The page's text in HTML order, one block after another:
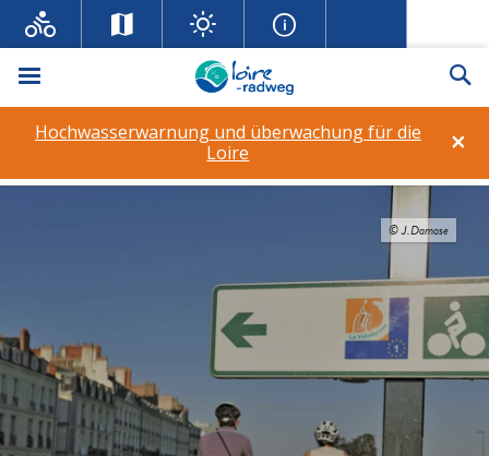
Menü
×
Hochwasserwarnung und überwachung für die
Loire
© J.Damase